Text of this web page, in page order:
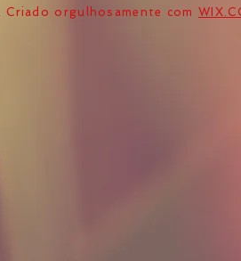
orgulhosamente com